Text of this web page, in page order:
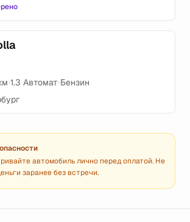
•1.3 Автомат•Бензин
автомобиль лично перед оплатой. Не
заранее без встречи.